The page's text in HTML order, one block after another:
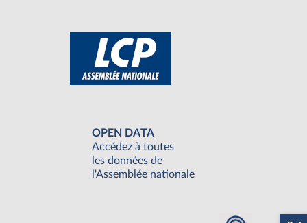
OPEN DATA
Accédez à toutes
les données de
l'Assemblée nationale